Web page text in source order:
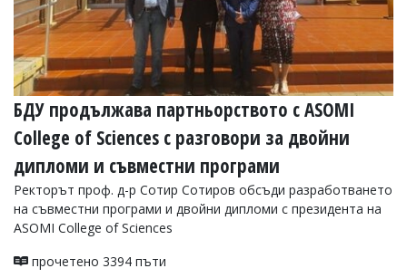
БДУ продължава партньорството с ASOMI
College of Sciences с разговори за двойни
дипломи и съвместни програми
Ректорът проф. д-р Сотир Сотиров обсъди разработването
на съвместни програми и двойни дипломи с президента на
ASOMI College of Sciences
прочетено 3394 пъти